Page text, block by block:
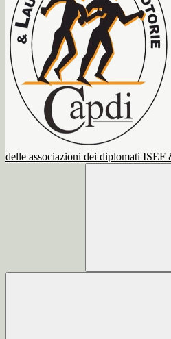
delle associazioni dei diplomati ISEF